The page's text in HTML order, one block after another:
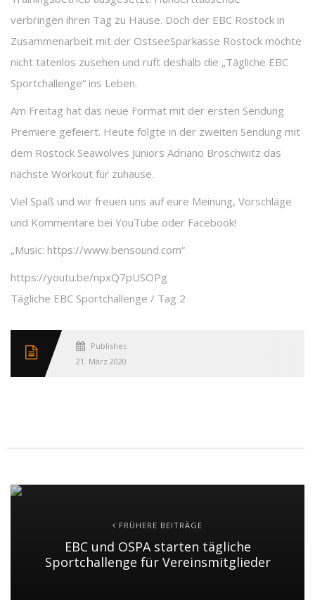
verbringen ihren Tag zu Hause. Doch der EBC Rostock in
Zusammenarbeit mit der OstseeSparkasse Rostock möchte
nicht tatenlos zusehen und ruft deshalb die „Tägliche EBC
Sportchallenge“ ins Leben.
Am Freitag hat das neue Format mit der ersten Sendung
Premiere gefeiert. Heute folgte in der zweiten Sendung mit
dem Rostock Seawolves Juniors Adriano Broschwitz das
nächste Workout für zuhause.
Viel Spaß und wir freuen uns auf eure Meinung, Vorschläge
und Kommentare bei YouTube oder Facebook!
„Music: https://www.bensound.com“
https://youtu.be/npxQ7pUSOPg
Tägliche EBC Sportchallenge / Tag 2
Published
21. März 2020
FRÜHERE BEITRÄGE
EBC und OSPA starten tägliche
Sportchallenge für Vereinsmitglieder